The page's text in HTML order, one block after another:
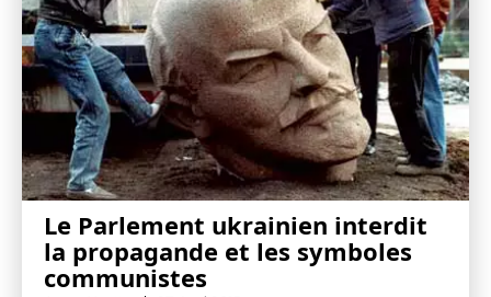
Le Parlement ukrainien interdit
la propagande et les symboles
communistes